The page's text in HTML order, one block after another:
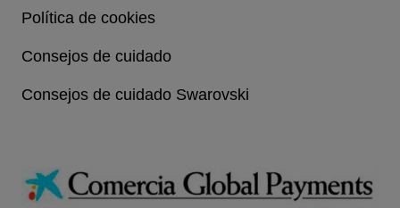
Política de cookies
Consejos de cuidado
Consejos de cuidado Swarovski